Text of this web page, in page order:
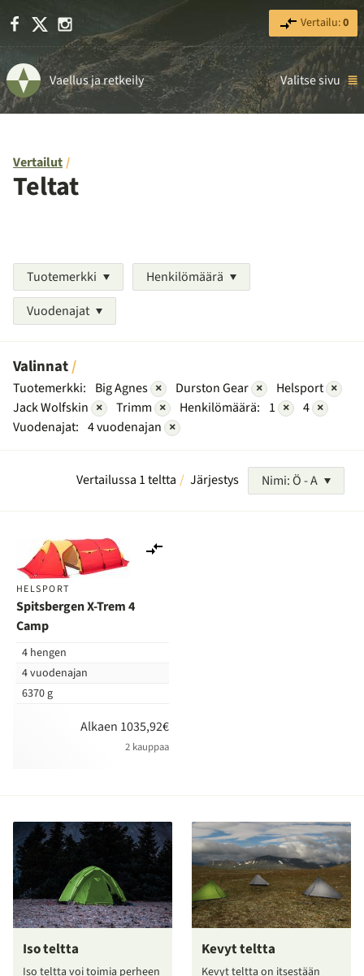
Facebook Instagram Vertailu:0
Vaellus ja retkeily Valitse sivu
Vertailut
Teltat
Tuotemerkki
Henkilömäärä
Vuodenajat
Valinnat
Tuotemerkki: Big Agnes × Durston Gear × Helsport ×
Jack Wolfskin × Trimm × Henkilömäärä: 1 × 4 ×
Vuodenajat: 4 vuodenajan ×
Vertailussa 1 teltta Järjestys Nimi: Ö - A
HELSPORT
Spitsbergen X-Trem 4
Camp
4 hengen
4 vuodenajan
6370 g
Alkaen 1035,92€
2 kauppaa
Iso teltta
Iso teltta voi toimia perheen
Kevyt teltta
Kevyt teltta on itsestään